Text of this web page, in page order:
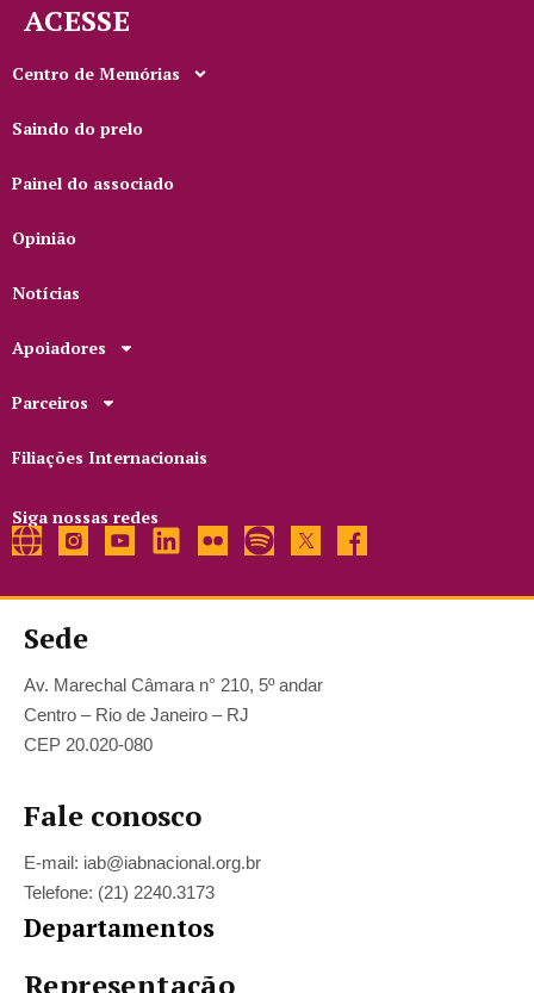
ACESSE
Centro de Memórias
Saindo do prelo
Painel do associado
Opinião
Notícias
Apoiadores
Parceiros
Filiações Internacionais
Siga nossas redes
Sede
Av. Marechal Câmara n° 210, 5º andar
Centro – Rio de Janeiro – RJ
CEP 20.020-080
Fale conosco
E-mail: iab@iabnacional.org.br
Telefone: (21) 2240.3173
Departamentos
Representação